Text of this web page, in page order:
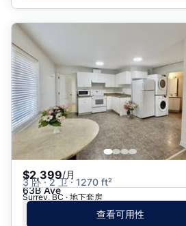
$2,399/月
3 卧 · 2 卫 · 1270 ft²
63B Ave
Surrey, BC · 地下套房
查看可用性